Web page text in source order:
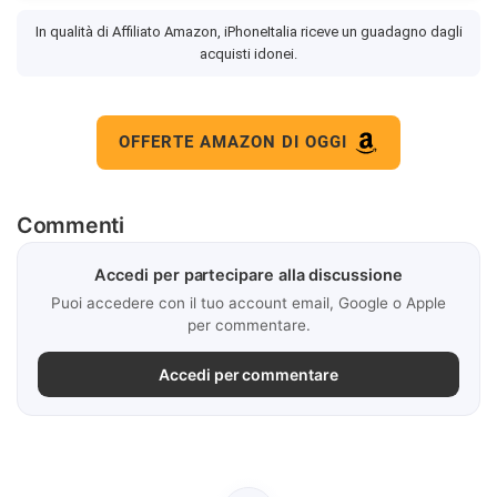
In qualità di Affiliato Amazon, iPhoneItalia riceve un guadagno dagli
acquisti idonei.
OFFERTE AMAZON DI OGGI
Commenti
Accedi per partecipare alla discussione
Puoi accedere con il tuo account email, Google o Apple
per commentare.
Accedi per commentare